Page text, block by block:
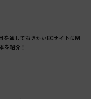
を通しておきたいECサイトに関
を紹介！